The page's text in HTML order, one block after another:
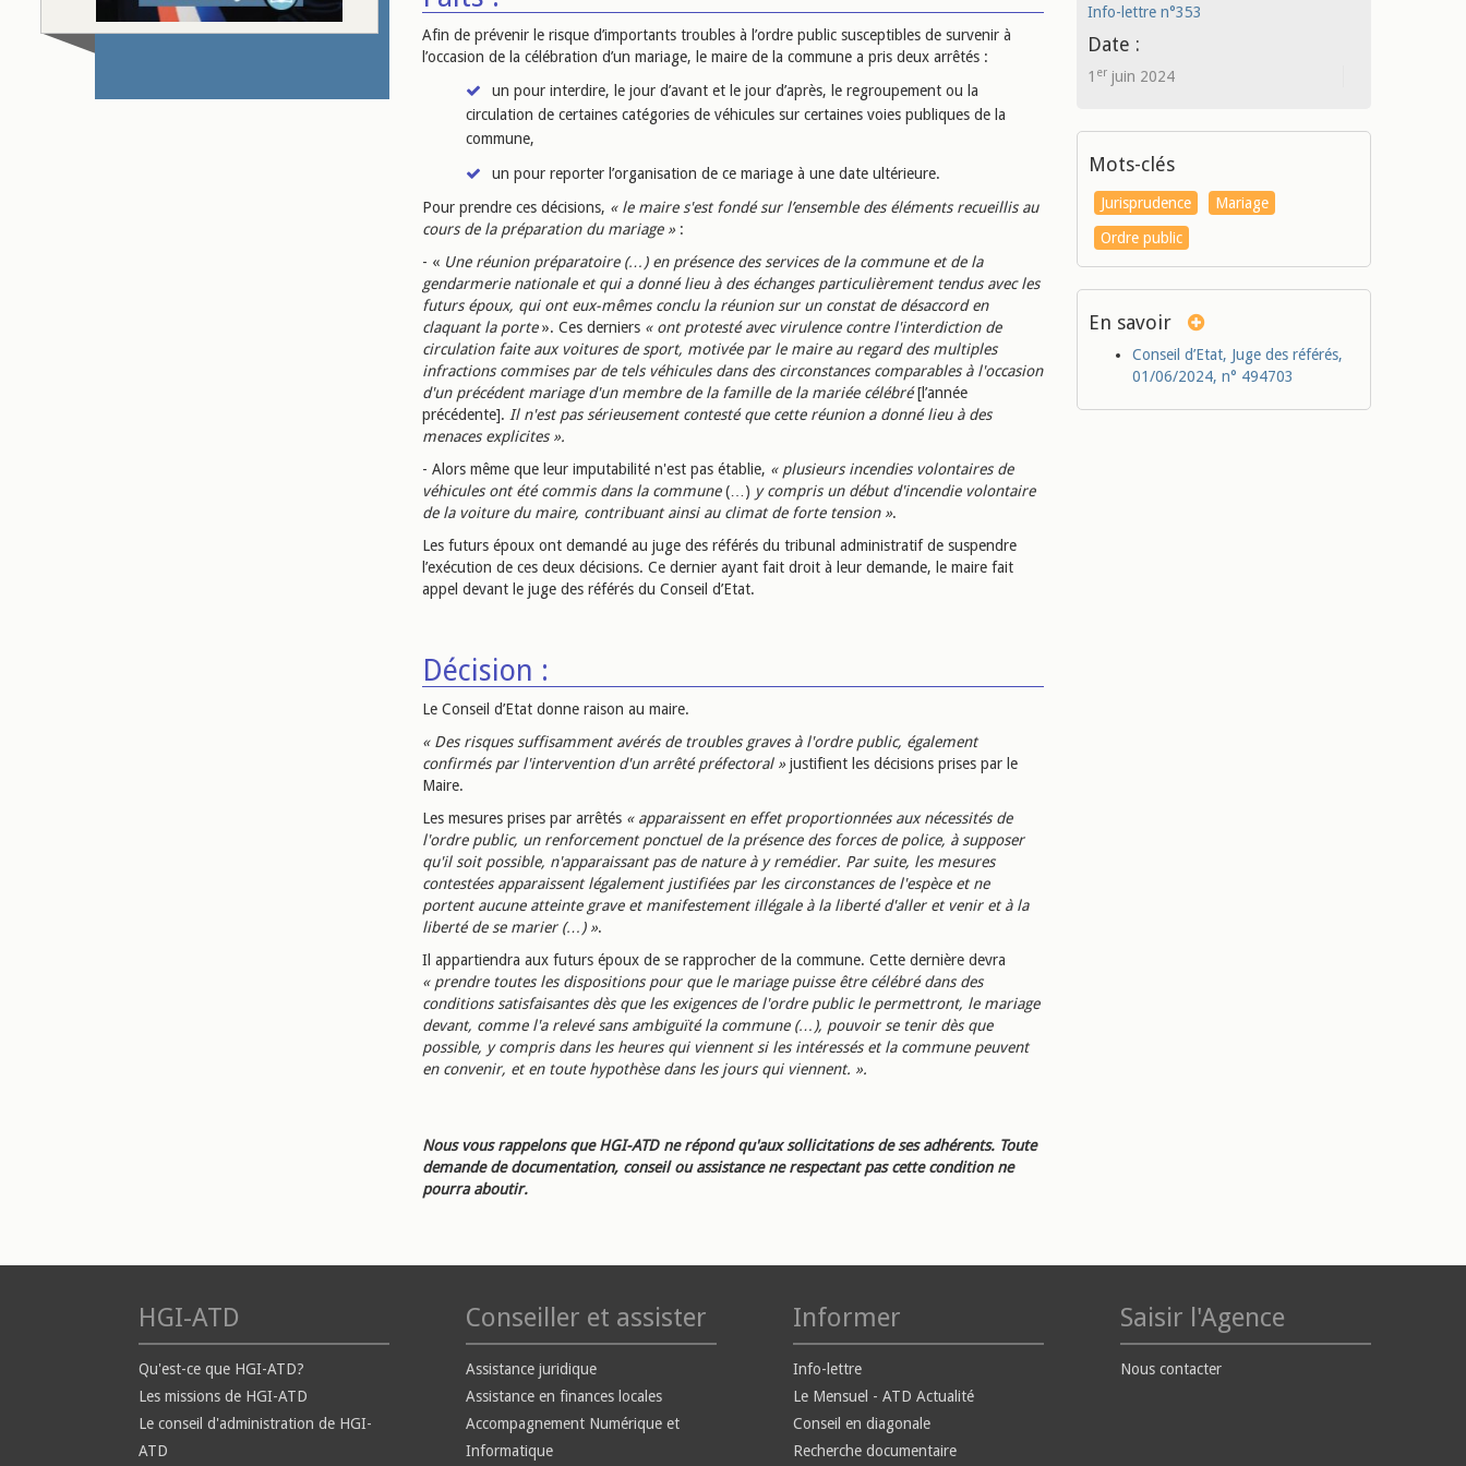
Afin de prévenir le risque d’importants troubles à l’ordre public susceptibles de survenir à
l’occasion de la célébration d’un mariage, le maire de la commune a pris deux arrêtés :
un pour interdire, le jour d’avant et le jour d’après, le regroupement ou la
circulation de certaines catégories de véhicules sur certaines voies publiques de la
commune,
un pour reporter l’organisation de ce mariage à une date ultérieure.
Pour prendre ces décisions, « le maire s'est fondé sur l’ensemble des éléments recueillis au
cours de la préparation du mariage » :
- « Une réunion préparatoire (…) en présence des services de la commune et de la
gendarmerie nationale et qui a donné lieu à des échanges particulièrement tendus avec les
futurs époux, qui ont eux-mêmes conclu la réunion sur un constat de désaccord en
claquant la porte». Ces derniers « ont protesté avec virulence contre l'interdiction de
circulation faite aux voitures de sport, motivée par le maire au regard des multiples
infractions commises par de tels véhicules dans des circonstances comparables à l'occasion
d'un précédent mariage d'un membre de la famille de la mariée célébré[l’année
précédente]. Il n'est pas sérieusement contesté que cette réunion a donné lieu à des
menaces explicites ».
- Alors même que leur imputabilité n'est pas établie, « plusieurs incendies volontaires de
véhicules ont été commis dans la commune(…) y compris un début d'incendie volontaire
de la voiture du maire, contribuant ainsi au climat de forte tension ».
Les futurs époux ont demandé au juge des référés du tribunal administratif de suspendre
l’exécution de ces deux décisions. Ce dernier ayant fait droit à leur demande, le maire fait
appel devant le juge des référés du Conseil d’Etat.
Décision :
Le Conseil d’Etat donne raison au maire.
« Des risques suffisamment avérés de troubles graves à l'ordre public, également
confirmés par l'intervention d'un arrêté préfectoral » justifient les décisions prises par le
Maire.
Les mesures prises par arrêtés « apparaissent en effet proportionnées aux nécessités de
l'ordre public, un renforcement ponctuel de la présence des forces de police, à supposer
qu'il soit possible, n'apparaissant pas de nature à y remédier. Par suite, les mesures
contestées apparaissent légalement justifiées par les circonstances de l'espèce et ne
portent aucune atteinte grave et manifestement illégale à la liberté d'aller et venir et à la
liberté de se marier (…) ».
Il appartiendra aux futurs époux de se rapprocher de la commune. Cette dernière devra
« prendre toutes les dispositions pour que le mariage puisse être célébré dans des
conditions satisfaisantes dès que les exigences de l'ordre public le permettront, le mariage
devant, comme l'a relevé sans ambiguïté la commune (…), pouvoir se tenir dès que
possible, y compris dans les heures qui viennent si les intéressés et la commune peuvent
en convenir, et en toute hypothèse dans les jours qui viennent. ».
Nous vous rappelons que HGI-ATD ne répond qu'aux sollicitations de ses adhérents. Toute
demande de documentation, conseil ou assistance ne respectant pas cette condition ne
pourra aboutir.
Info-lettre n°353
Date :
1 erjuin 2024
Mots-clés
Jurisprudence
Mariage
Ordre public
En savoir
Conseil d’Etat, Juge des référés,
01/06/2024, n° 494703
HGI-ATD
Qu'est-ce que HGI-ATD?
Les missions de HGI-ATD
Le conseil d'administration de HGI-
ATD
Conseiller et assister
Assistance juridique
Assistance en finances locales
Accompagnement Numérique et
Informatique
Informer
Info-lettre
Le Mensuel - ATD Actualité
Conseil en diagonale
Recherche documentaire
Saisir l'Agence
Nous contacter